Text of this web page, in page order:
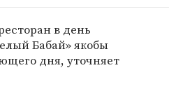
в день
Бабай» якобы
дня, уточняет